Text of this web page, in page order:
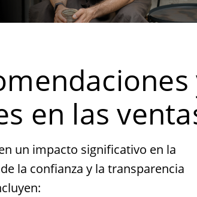
en las
un impacto significativo en la
la confianza y la transparencia